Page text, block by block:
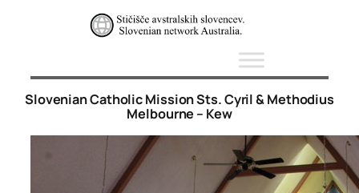
Slovenian Catholic Mission Sts. Cyril & Methodius
Melbourne – Kew